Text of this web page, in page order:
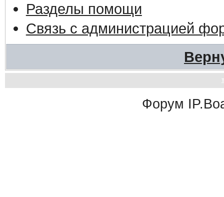
Разделы помощи
Связь с администрацией
Форум